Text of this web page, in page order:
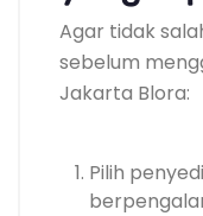
Agar tidak
sebelum
Jakarta Blora:
Pilih